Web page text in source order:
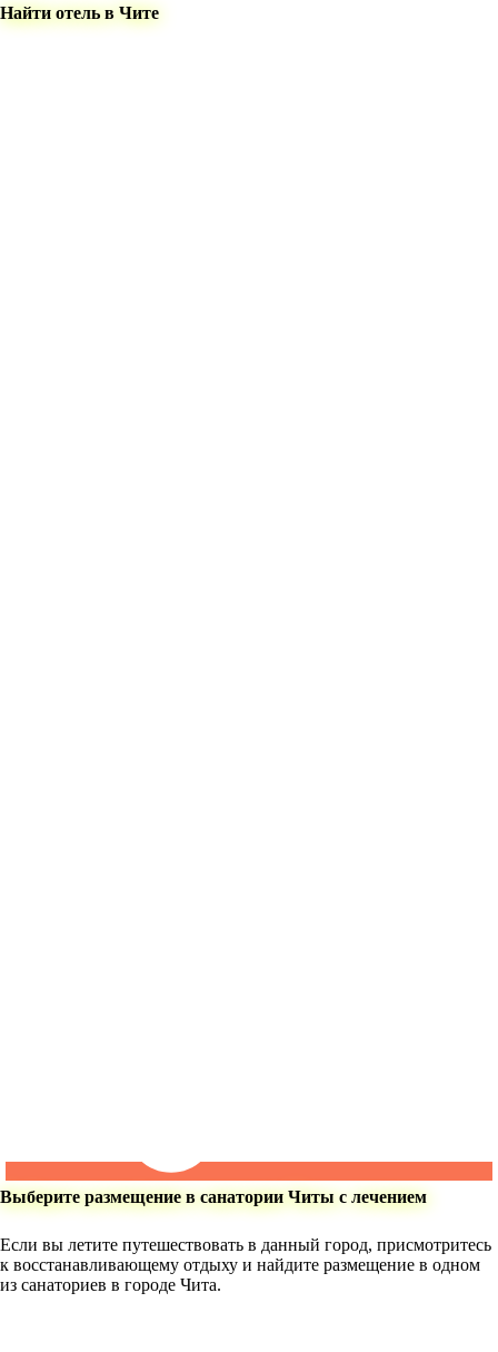
Найти отель в Чите
Выберите размещение в санатории Читы с лечением
Если вы летите путешествовать в данный город, присмотритесь
к восстанавливающему отдыху и найдите размещение в одном
из санаториев в городе Чита.